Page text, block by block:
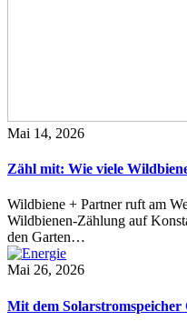
Mai 14, 2026
Zähl mit: Wie viele
Wildbiene + Partner ruft am
Wildbienen-Zählung auf
den Garten…
Mai 26, 2026
Mit dem Solarstromspeicher